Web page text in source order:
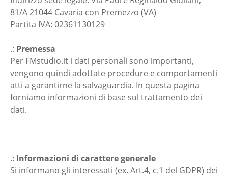
81/A 21044 Cavaria con Premezzo (VA)
Partita IVA: 02361130129
.: Premessa
Per FMstudio.it i dati personali sono importanti,
vengono quindi adottate procedure e comportamenti
atti a garantirne la salvaguardia. In questa pagina
forniamo informazioni di base sul trattamento dei
dati.
.: Informazioni di carattere generale
Si informano gli interessati (ex. Art.4, c.1 del GDPR) dei